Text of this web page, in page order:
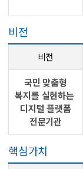
비전
비전
국민 맞춤형
복지를 실현하는
디지털 플랫폼
전문기관
핵심가치